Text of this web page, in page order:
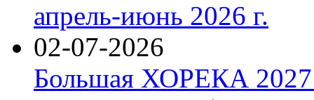
апрель-июнь 2026 г.
02-07-2026
Большая ХОРЕКА 2027: